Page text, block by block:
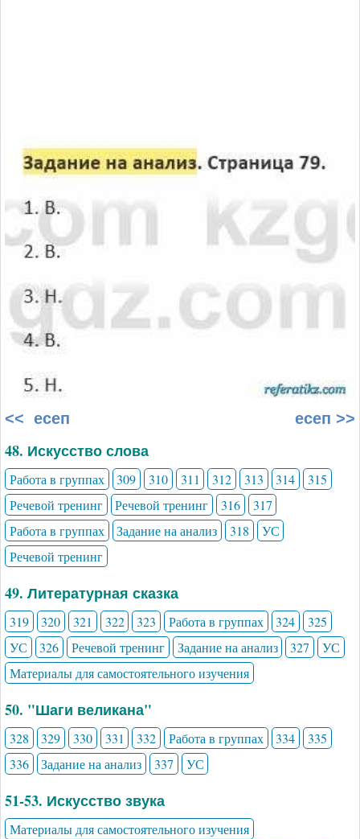
<< есеп есеп >>
48. Искусство слова
Работа в группах 309 310 311 312 313 314
315
Речевой тренинг
Речевой тренинг 316
317
Работа в группах
Задание на анализ 318
УС
Речевой тренинг
49. Литературная сказка
319 320 321 322 323 Работа в группах 324
325
УС
326 Речевой тренинг Задание на анализ 327
УС
Материалы для самостоятельного изучения
50. "Шаги великана"
328 329 330 331 332 Работа в группах 334
335
336
Задание на анализ 337 УС
51-53. Искусство звука
Материалы для самостоятельного изучения